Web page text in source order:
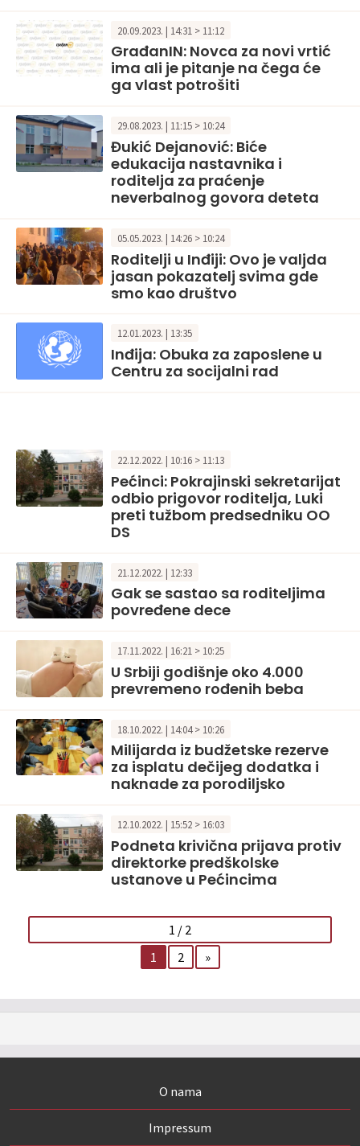
20.09.2023. | 14:31 > 11:12
GrađanIN: Novca za novi vrtić
ima ali je pitanje na čega će
ga vlast potrošiti
29.08.2023. | 11:15 > 10:24
Đukić Dejanović: Biće
edukacija nastavnika i
roditelja za praćenje
neverbalnog govora deteta
05.05.2023. | 14:26 > 10:24
Roditelji u Inđiji: Ovo je valjda
jasan pokazatelj svima gde
smo kao društvo
12.01.2023. | 13:35
Inđija: Obuka za zaposlene u
Centru za socijalni rad
22.12.2022. | 10:16 > 11:13
Pećinci: Pokrajinski sekretarijat
odbio prigovor roditelja, Luki
preti tužbom predsedniku OO
DS
21.12.2022. | 12:33
Gak se sastao sa roditeljima
povređene dece
17.11.2022. | 16:21 > 10:25
U Srbiji godišnje oko 4.000
prevremeno rođenih beba
18.10.2022. | 14:04 > 10:26
Milijarda iz budžetske rezerve
za isplatu dečijeg dodatka i
naknade za porodiljsko
12.10.2022. | 15:52 > 16:03
Podneta krivična prijava protiv
direktorke predškolske
ustanove u Pećincima
1 / 2
1
2 »
O nama
Impressum